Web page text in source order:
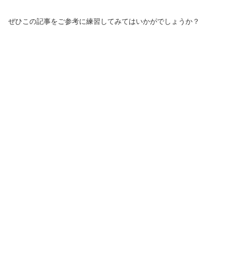
ぜひこの記事をご参考に練習してみてはいかがでしょうか？